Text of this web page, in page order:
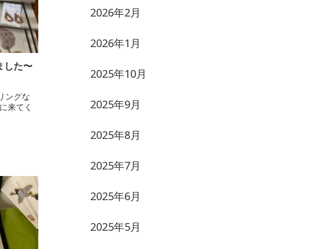
した〜
ングな
来てく
2026年2月
2026年1月
2025年10月
2025年9月
2025年8月
2025年7月
2025年6月
2025年5月